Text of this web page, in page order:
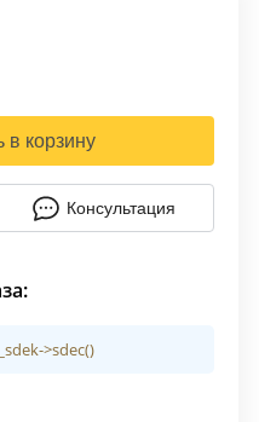
в корзину
Консультация
>sdec()